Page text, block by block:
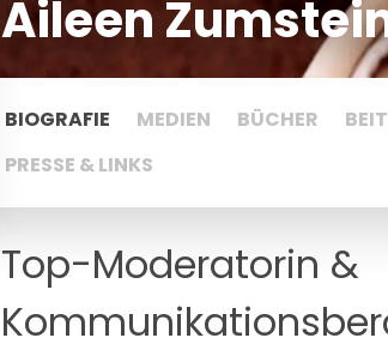
Aileen
BIOGRAFIE MEDIEN BÜCHER
PRESSE & LINKS
Top-Moderatorin &